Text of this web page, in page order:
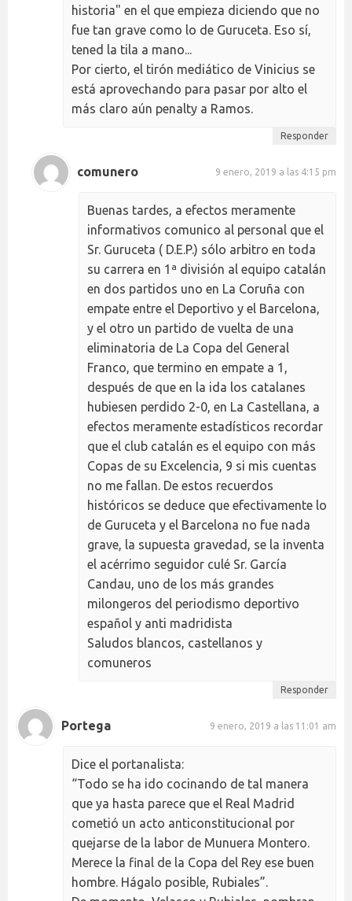
historia" en el que empieza diciendo que no
fue tan grave como lo de Guruceta. Eso sí,
tened la tila a mano...
Por cierto, el tirón mediático de Vinicius se
está aprovechando para pasar por alto el
más claro aún penalty a Ramos.
Responder
comunero 9 enero, 2019 a las 4:15 pm
Buenas tardes, a efectos meramente
informativos comunico al personal que el
Sr. Guruceta ( D.E.P.) sólo arbitro en toda
su carrera en 1ª división al equipo catalán
en dos partidos uno en La Coruña con
empate entre el Deportivo y el Barcelona,
y el otro un partido de vuelta de una
eliminatoria de La Copa del General
Franco, que termino en empate a 1,
después de que en la ida los catalanes
hubiesen perdido 2-0, en La Castellana, a
efectos meramente estadísticos recordar
que el club catalán es el equipo con más
Copas de su Excelencia, 9 si mis cuentas
no me fallan. De estos recuerdos
históricos se deduce que efectivamente lo
de Guruceta y el Barcelona no fue nada
grave, la supuesta gravedad, se la inventa
el acérrimo seguidor culé Sr. García
Candau, uno de los más grandes
milongeros del periodismo deportivo
español y anti madridista
Saludos blancos, castellanos y
comuneros
Responder
Portega 9 enero, 2019 a las 11:01 am
Dice el portanalista:
“Todo se ha ido cocinando de tal manera
que ya hasta parece que el Real Madrid
cometió un acto anticonstitucional por
quejarse de la labor de Munuera Montero.
Merece la final de la Copa del Rey ese buen
hombre. Hágalo posible, Rubiales”.